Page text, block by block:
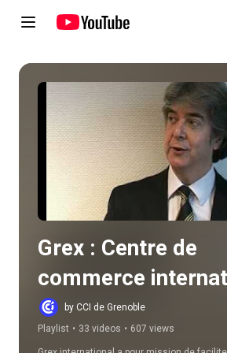
Play all
Grex : Centre de
commerce
by CCI de Grenoble
Playlist • 33 videos • 607 views